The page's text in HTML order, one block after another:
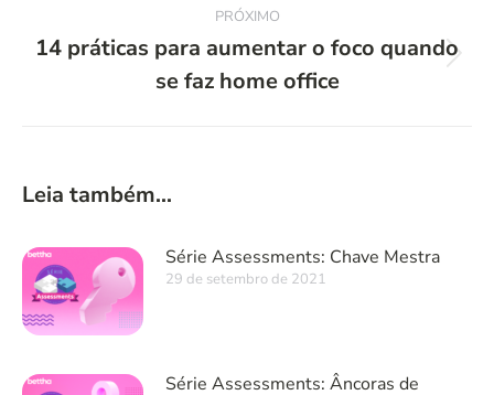
PRÓXIMO
Próximo
post:
14 práticas para aumentar o foco quando
se faz home office
Leia também...
Série Assessments: Chave Mestra
29 de setembro de 2021
Série Assessments: Âncoras de